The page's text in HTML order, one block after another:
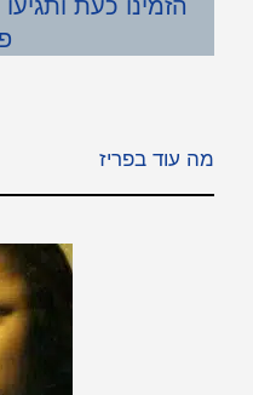
הזמינו כעת
מה עוד בפריז